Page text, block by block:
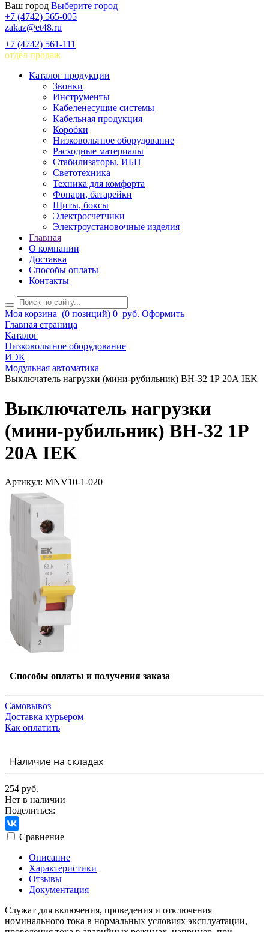
Ваш город Выберите город
+7 (4742) 565-005
zakaz@et48.ru
+7 (4742) 561-111
отдел продаж
Каталог продукции
Звонки
Инструменты
Кабеленесущие системы
Кабельная продукция
Коробки
Низковольтное оборудование
Расходные материалы
Стабилизаторы, ИБП
Светотехника
Техника для комфорта
Фонари, батарейки
Щиты, боксы
Электросчетчики
Электроустановочные изделия
Главная
О компании
Доставка
Способы оплаты
Контакты
Моя корзина (0 позиций) 0 руб. Оформить
Главная страница
Каталог
Низковольтное оборудование
ИЭК
Модульная автоматика
Выключатель нагрузки (мини-рубильник) ВН-32 1Р 20А IEK
Выключатель нагрузки
(мини-рубильник) ВН-32 1Р
20А IEK
Артикул: MNV10-1-020
Способы оплаты и получения заказа
Самовывоз
Доставка курьером
Как оплатить
Наличие на складах
254 руб.
Нет в наличии
Поделиться:
Сравнение
Описание
Характеристики
Отзывы
Документация
Служат для включения, проведения и отключения
номинального тока в нормальных условиях эксплуатации,